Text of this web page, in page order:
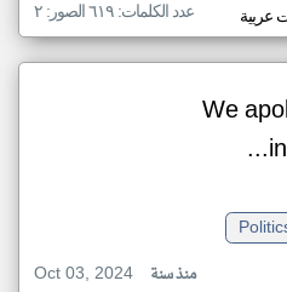
عربية عدد الكلمات: ٦١٩ الصور: ٢
We
Oct 03, 2024
منذ سنة